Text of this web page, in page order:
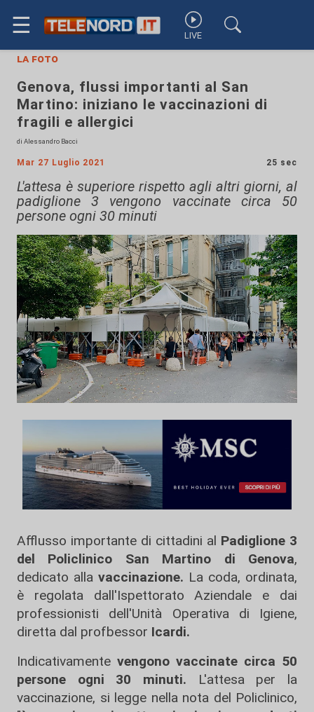
☰ LIVE
la foto
Genova, flussi importanti al San
Martino: iniziano le vaccinazioni di
fragili e allergici
di Alessandro Bacci
Mar 27 Luglio 2021 25 sec
L'attesa è superiore rispetto agli altri giorni, al
padiglione 3 vengono vaccinate circa 50
persone ogni 30 minuti
Afflusso importante di cittadini al Padiglione 3
del Policlinico San Martino di Genova,
dedicato alla vaccinazione. La coda, ordinata,
è regolata dall'Ispettorato Aziendale e dai
professionisti dell'Unità Operativa di Igiene,
diretta dal profbessor Icardi.
Indicativamente vengono vaccinate circa 50
persone ogni 30 minuti. L'attesa per la
vaccinazione, si legge nella nota del Policlinico,